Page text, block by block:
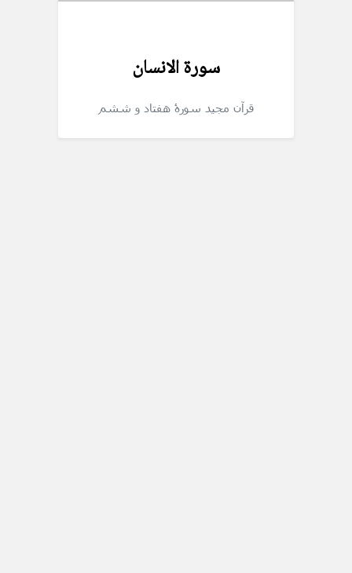
سورة الانسان
قرآن مجید سورۀ هفتاد و ششم